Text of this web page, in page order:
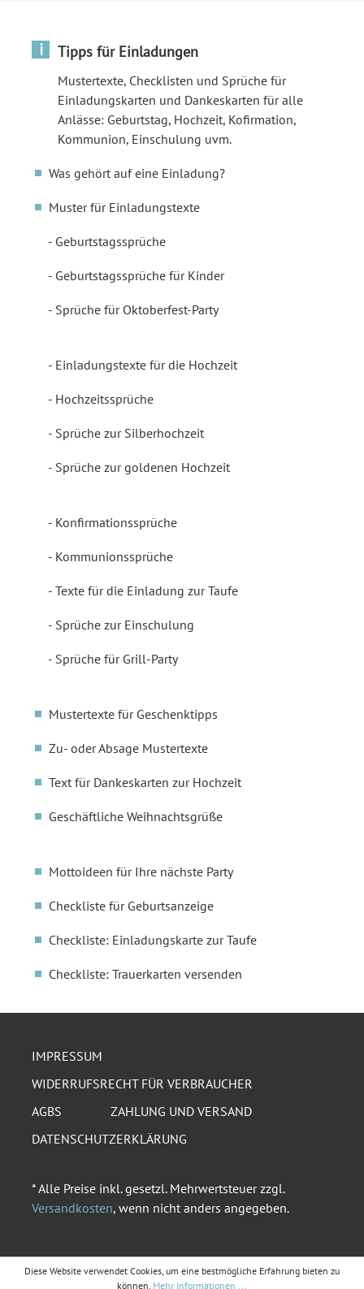
i Tipps für Einladungen
Mustertexte, Checklisten und Sprüche für
Einladungskarten und Dankeskarten für alle
Anlässe: Geburtstag, Hochzeit, Kofirmation,
Kommunion, Einschulung uvm.
Was gehört auf eine Einladung?
Muster für Einladungstexte
Geburtstagssprüche
Geburtstagssprüche für Kinder
Sprüche für Oktoberfest-Party
Einladungstexte für die Hochzeit
Hochzeitssprüche
Sprüche zur Silberhochzeit
Sprüche zur goldenen Hochzeit
Konfirmationssprüche
Kommunionssprüche
Texte für die Einladung zur Taufe
Sprüche zur Einschulung
Sprüche für Grill-Party
Mustertexte für Geschenktipps
Zu- oder Absage Mustertexte
Text für Dankeskarten zur Hochzeit
Geschäftliche Weihnachtsgrüße
Mottoideen für Ihre nächste Party
Checkliste für Geburtsanzeige
Checkliste: Einladungskarte zur Taufe
Checkliste: Trauerkarten versenden
IMPRESSUM
WIDERRUFSRECHT FÜR VERBRAUCHER
AGBS
ZAHLUNG UND VERSAND
DATENSCHUTZERKLÄRUNG
* Alle Preise inkl. gesetzl. Mehrwertsteuer zzgl.
Versandkosten, wenn nicht anders angegeben.
Diese Website verwendet Cookies, um eine bestmögliche Erfahrung bieten zu
können. Mehr Informationen ...